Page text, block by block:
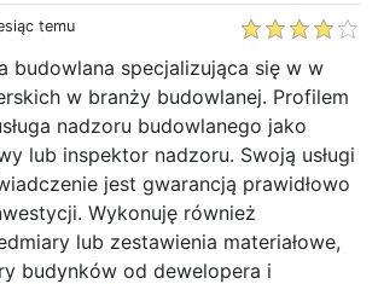
temu
budowlana specjalizująca się w w
w branży budowlanej. Profilem
nadzoru budowlanego jako
lub inspektor nadzoru. Swoją usługi
jest gwarancją prawidłowo
Wykonuję również
lub zestawienia materiałowe,
budynków od dewelopera i